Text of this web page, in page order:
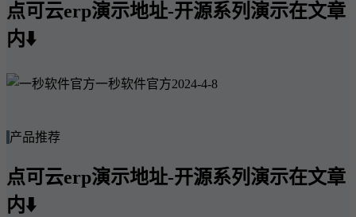
点可云erp演示地址-开源系列演示在文章
内⬇️
一秒软件官方2024-4-8
产品推荐
点可云erp演示地址-开源系列演示在文章
内⬇️